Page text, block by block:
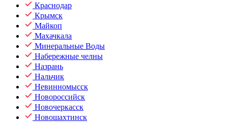
Краснодар
Крымск
Майкоп
Махачкала
Минеральные Воды
Набережные челны
Назрань
Нальчик
Невинномысск
Новороссийск
Новочеркасск
Новошахтинск